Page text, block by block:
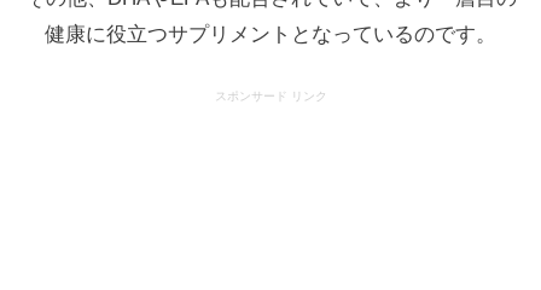
健康に役立つサプリメントとなっているのです。
スポンサード リンク